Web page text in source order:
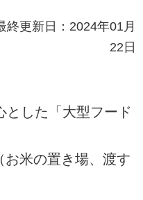
更新日：2024年01月
22日
とした「大型フード
米の置き場、渡す